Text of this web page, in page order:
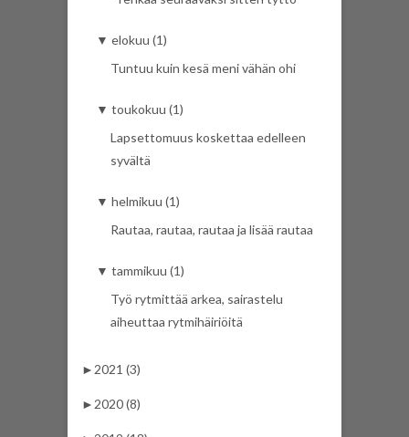
▼ elokuu (1)
Tuntuu kuin kesä meni vähän ohi
▼ toukokuu (1)
Lapsettomuus koskettaa edelleen
syvältä
▼ helmikuu (1)
Rautaa, rautaa, rautaa ja lisää rautaa
▼ tammikuu (1)
Työ rytmittää arkea, sairastelu
aiheuttaa rytmihäiriöitä
► 2021 (3)
► 2020 (8)